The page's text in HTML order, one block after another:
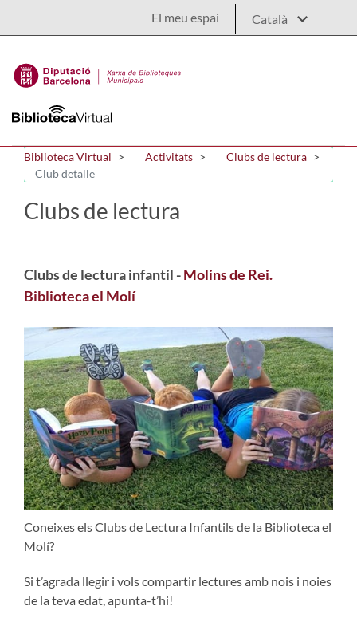
El meu espai
Biblioteca Virtual Activitats
Clubs de lectura
Club detalle
Clubs de lectura
Clubs de lectura infantil -Molins de Rei.
Biblioteca el Molí
Coneixes els Clubs de Lectura Infantils de la Biblioteca el
Molí?
Si t’agrada llegir i vols compartir lectures amb nois i noies
de la teva edat, apunta-t’hi!